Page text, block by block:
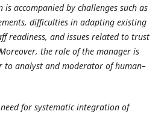
accompanied by challenges such as
difficulties in adapting existing
readiness, and issues related to trust
the role of the manager is
analyst and moderator of human–
for systematic integration of